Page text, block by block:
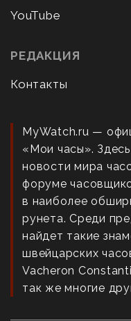
YouTube
РЕДАКЦИЯ
Контакты
MyWatch.ru —
«Мои часы».
новости мира
форуме
в наиболее
рунета. Среди
найдет такие
швейцарских
Vacheron
так же многие